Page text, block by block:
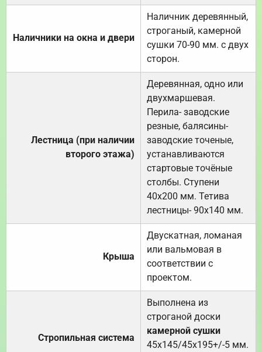
Наличники на окна и двери
Наличник деревянный,
строганый, камерной
сушки 70-90 мм. с двух
сторон.
Лестница (при наличии
второго этажа)
Деревянная, одно или
двухмаршевая.
Перила- заводские
резные, балясины-
заводские точеные,
устанавливаются
стартовые точёные
столбы. Ступени
40х200 мм. Тетива
лестницы- 90х140 мм.
Крыша
Двускатная, ломаная
или вальмовая в
соответствии с
проектом.
Стропильная система
Выполнена из
строганой доски
камерной сушки
45х145/45х195+/-5 мм.